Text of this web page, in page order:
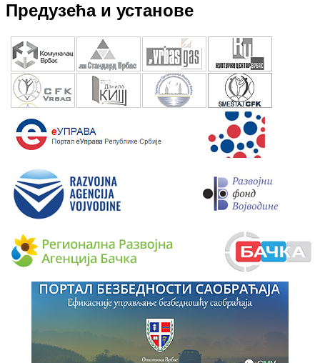
Предузећа и установе